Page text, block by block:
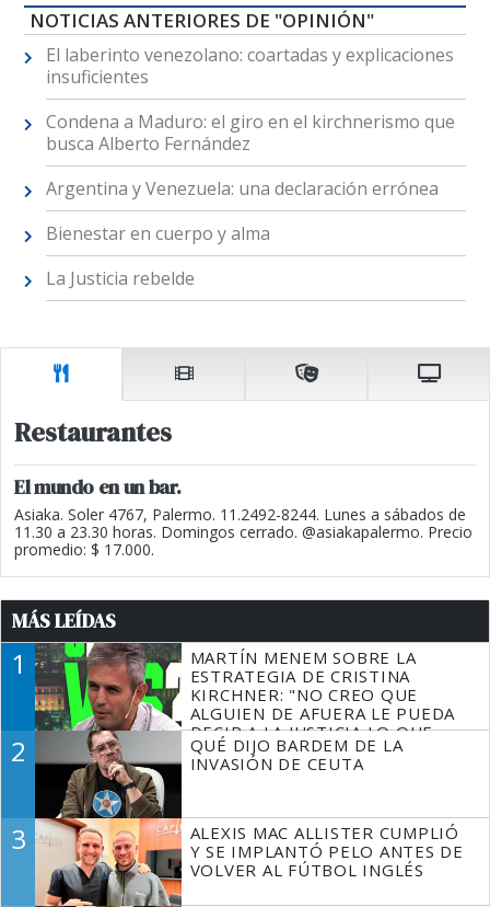
NOTICIAS ANTERIORES DE "OPINIÓN"
El laberinto venezolano: coartadas y explicaciones
insuficientes
Condena a Maduro: el giro en el kirchnerismo que
busca Alberto Fernández
Argentina y Venezuela: una declaración errónea
Bienestar en cuerpo y alma
La Justicia rebelde
Restaurantes
El mundo en un bar.
Asiaka. Soler 4767, Palermo. 11.2492-8244. Lunes a sábados de
11.30 a 23.30 horas. Domingos cerrado. @asiakapalermo. Precio
promedio: $ 17.000.
MÁS LEÍDAS
1
MARTÍN MENEM SOBRE LA
ESTRATEGIA DE CRISTINA
KIRCHNER: "NO CREO QUE
ALGUIEN DE AFUERA LE PUEDA
DECIR A LA JUSTICIA LO QUE
TIENE QUE HACER"
2
QUÉ DIJO BARDEM DE LA
INVASIÓN DE CEUTA
3
ALEXIS MAC ALLISTER CUMPLIÓ
Y SE IMPLANTÓ PELO ANTES DE
VOLVER AL FÚTBOL INGLÉS